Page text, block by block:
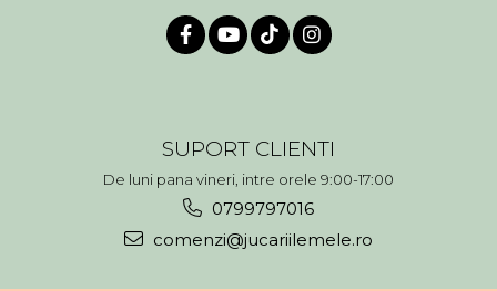
SUPORT CLIENTI
De luni pana vineri, intre orele 9:00-17:00
0799797016
comenzi@jucariilemele.ro